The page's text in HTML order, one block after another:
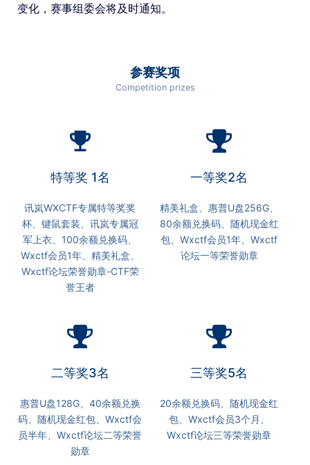
变化，赛事组委会将及时通知。
参赛奖项
Competition prizes
emoji_events
特等奖 1名
讯岚WXCTF专属特等奖奖
杯、键鼠套装、讯岚专属冠
军上衣、100余额兑换码、
Wxctf会员1年、精美礼盒、
Wxctf论坛荣誉勋章-CTF荣
誉王者
一等奖2名
精美礼盒、惠普U盘256G、
80余额兑换码、随机现金红
包、Wxctf会员1年、Wxctf
论坛一等荣誉勋章
二等奖3名
惠普U盘128G、40余额兑换
码、随机现金红包、Wxctf会
员半年、Wxctf论坛二等荣誉
勋章
三等奖5名
20余额兑换码、随机现金红
包、Wxctf会员3个月、
Wxctf论坛三等荣誉勋章